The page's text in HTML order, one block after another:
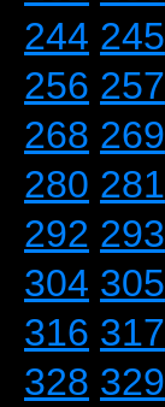
244 245
256 257
268 269
280 281
292 293
304 305
316 317
328 329